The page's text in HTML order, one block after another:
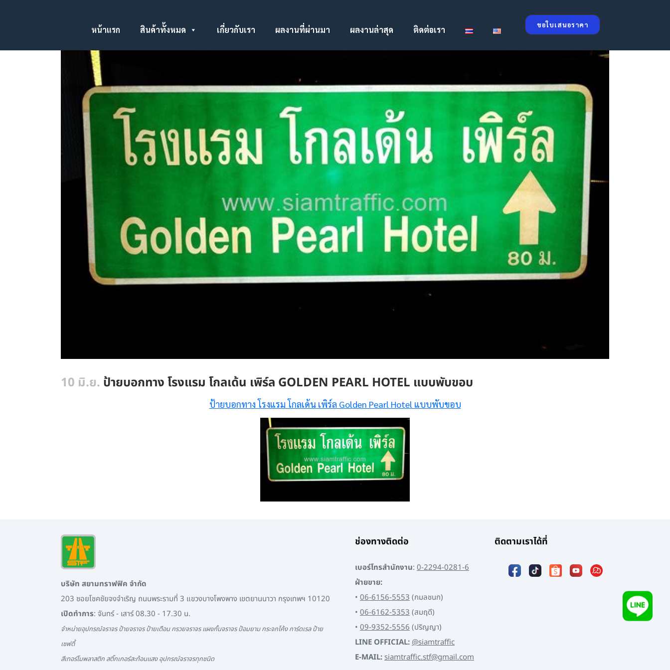
ขอใบเสนอราคา
หน้าแรก สินค้าทั้งหมด เกี่ยวกับเรา ผลงานที่ผ่านมา ผลงานล่าสุด ติดต่อเรา
10 มิ.ย. ป้ายบอกทาง โรงแรม โกลเด้น เพิร์ล GOLDEN PEARL HOTEL แบบพับขอบ
ป้ายบอกทาง โรงแรม โกลเด้น เพิร์ล Golden Pearl Hotel แบบพับขอบ
บริษัท สยามทราฟฟิค จำกัด
203 ซอยโชคชัยจงจำเริญ ถนนพระรามที่ 3 แขวงบางโพงพาง เขตยานนาวา กรุงเทพฯ 10120
เปิดทำการ: จันทร์ - เสาร์ 08.30 - 17.30 น.
จำหน่ายอุปกรณ์จราจร ป้ายจราจร ป้ายเตือน กรวยจราจร แผงกั้นจราจร ป้อมยาม กระจกโค้ง การ์ดเรล ป้าย
เซฟตี้
สีเทอร์โมพลาสติก สติ๊กเกอร์สะท้อนแสง อุปกรณ์จราจรทุกชนิด
ช่องทางติดต่อ
เบอร์โทรสำนักงาน: 0-2294-0281-6
ฝ่ายขาย:
• 06-6156-5553(กมลชนก)
• 06-6162-5353(สมฤดี)
• 09-9352-5556(ปริญญา)
LINE OFFICIAL:@siamtraffic
E-MAIL:siamtraffic.stf@gmail.com
ติดตามเราได้ที่